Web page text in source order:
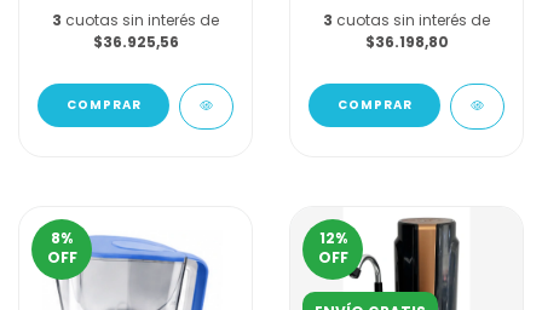
3 cuotas sin interés de
$36.925,56
COMPRAR
3 cuotas sin interés de
$36.198,80
COMPRAR
8%
OFF
12%
OFF